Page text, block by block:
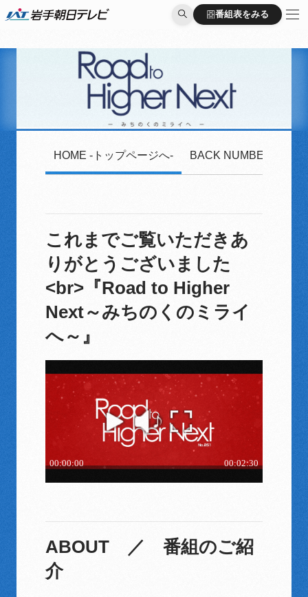
番組表をみる
番組表をみる
HOME -トップページへ- BACK NUMBER -2020
これまでご覧いただきあ
りがとうございました
<br>『Road to Higher
Next～みちのくのミライ
へ～』
ABOUT ／ 番組のご紹
介